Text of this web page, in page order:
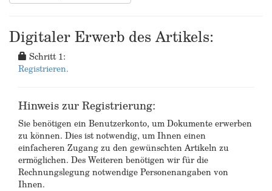
Digitaler Erwerb des Artikels:
Schritt 1:
Registrieren.
Hinweis zur Registrierung:
Sie benötigen ein Benutzerkonto, um Dokumente erwerben
zu können. Dies ist notwendig, um Ihnen einen
einfacheren Zugang zu den gewünschten Artikeln zu
ermöglichen. Des Weiteren benötigen wir für die
Rechnungslegung notwendige Personenangaben von
Ihnen.